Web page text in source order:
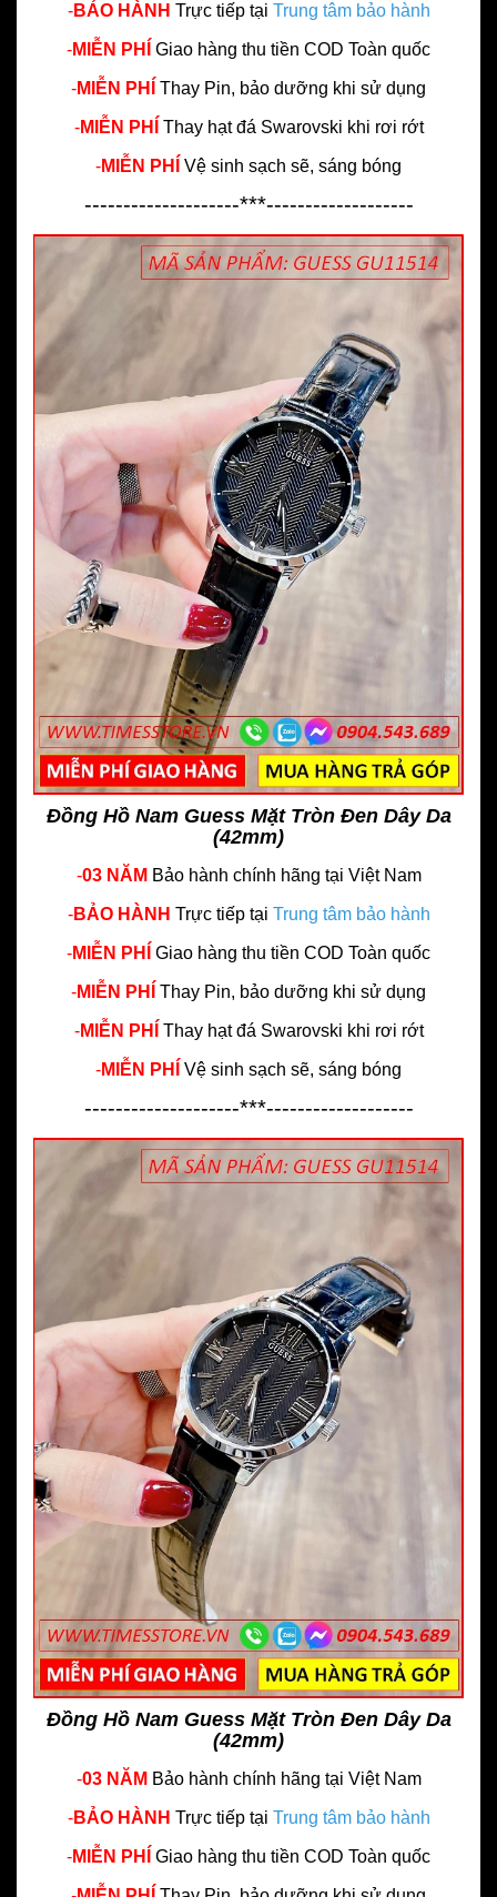
-BẢO HÀNH Trực tiếp tại Trung tâm bảo hành
-MIỄN PHÍ Giao hàng thu tiền COD Toàn quốc
-MIỄN PHÍ Thay Pin, bảo dưỡng khi sử dụng
-MIỄN PHÍ Thay hạt đá Swarovski khi rơi rớt
-MIỄN PHÍ Vệ sinh sạch sẽ, sáng bóng
--------------------***-------------------
Đồng Hồ Nam Guess Mặt Tròn Đen Dây Da
(42mm)
-03 NĂM Bảo hành chính hãng tại Việt Nam
-BẢO HÀNH Trực tiếp tại Trung tâm bảo hành
-MIỄN PHÍ Giao hàng thu tiền COD Toàn quốc
-MIỄN PHÍ Thay Pin, bảo dưỡng khi sử dụng
-MIỄN PHÍ Thay hạt đá Swarovski khi rơi rớt
-MIỄN PHÍ Vệ sinh sạch sẽ, sáng bóng
--------------------***-------------------
Đồng Hồ Nam Guess Mặt Tròn Đen Dây Da
(42mm)
-03 NĂM Bảo hành chính hãng tại Việt Nam
-BẢO HÀNH Trực tiếp tại Trung tâm bảo hành
-MIỄN PHÍ Giao hàng thu tiền COD Toàn quốc